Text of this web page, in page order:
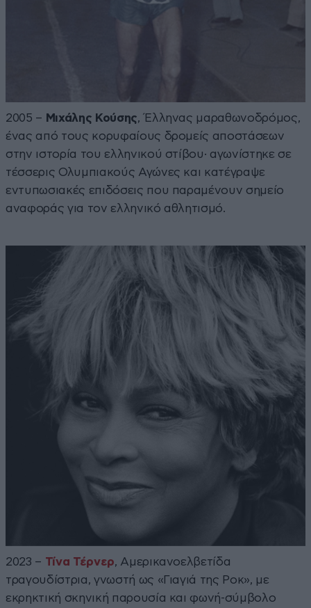
2005 – Μιχάλης Κούσης, Έλληνας μαραθωνοδρόμος,
ένας από τους κορυφαίους δρομείς αποστάσεων
στην ιστορία του ελληνικού στίβου· αγωνίστηκε σε
τέσσερις Ολυμπιακούς Αγώνες και κατέγραψε
εντυπωσιακές επιδόσεις που παραμένουν σημείο
αναφοράς για τον ελληνικό αθλητισμό.
2023 – Τίνα Τέρνερ, Αμερικανοελβετίδα
τραγουδίστρια, γνωστή ως «Γιαγιά της Ροκ», με
εκρηκτική σκηνική παρουσία και φωνή-σύμβολο